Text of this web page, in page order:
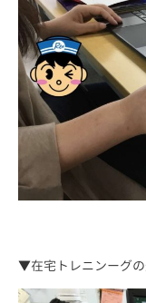
▼在宅トレニンーグ